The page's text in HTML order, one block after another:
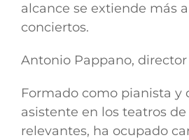
alcance se extiende más
conciertos.
Antonio Pappano, director
Formado como pianista y
asistente en los teatros
relevantes, ha ocupado